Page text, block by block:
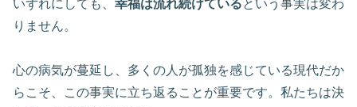
いずれにしても、 幸福は流れ続けているという事実は変わ
りません。
心の病気が蔓延し、多くの人が孤独を感じている現代だか
らこそ、この事実に立ち返ることが重要です。私たちは決